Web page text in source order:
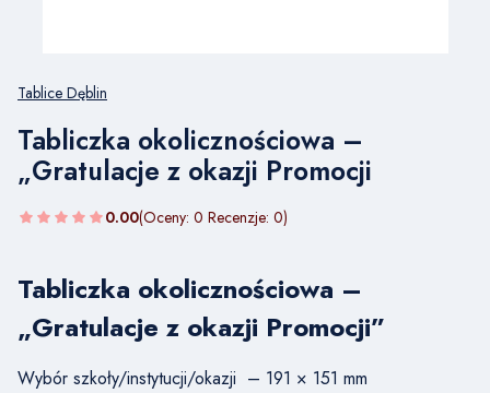
Tablice Dęblin
Tabliczka okolicznościowa –
„Gratulacje z okazji Promocji
0.00(Oceny: 0 Recenzje: 0)
Tabliczka okolicznościowa –
„Gratulacje z okazji Promocji”
Wybór szkoły/instytucji/okazji – 191 × 151 mm